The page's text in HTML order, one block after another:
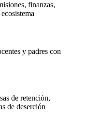
finanzas,
y padres con
de retención,
de deserción